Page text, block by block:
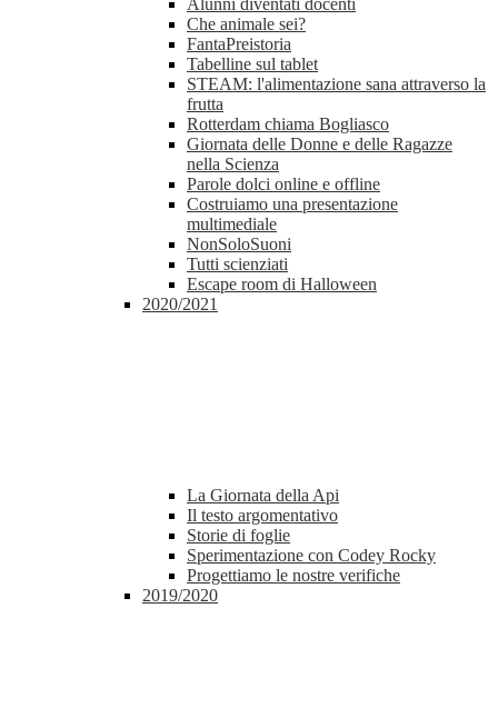
Alunni diventati docenti
Che animale sei?
FantaPreistoria
Tabelline sul tablet
STEAM: l'alimentazione sana attraverso la
frutta
Rotterdam chiama Bogliasco
Giornata delle Donne e delle Ragazze
nella Scienza
Parole dolci online e offline
Costruiamo una presentazione
multimediale
NonSoloSuoni
Tutti scienziati
Escape room di Halloween
2020/2021
La Giornata della Api
Il testo argomentativo
Storie di foglie
Sperimentazione con Codey Rocky
Progettiamo le nostre verifiche
2019/2020